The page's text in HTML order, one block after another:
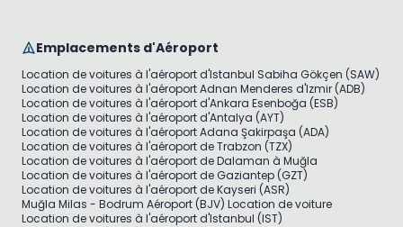
Emplacements d'Aéroport
Location de voitures à l'aéroport d'Istanbul Sabiha Gökçen (SAW)
Location de voitures à l'aéroport Adnan Menderes d'Izmir (ADB)
Location de voitures à l'aéroport d'Ankara Esenboğa (ESB)
Location de voitures à l'aéroport d'Antalya (AYT)
Location de voitures à l'aéroport Adana Şakirpaşa (ADA)
Location de voitures à l'aéroport de Trabzon (TZX)
Location de voitures à l'aéroport de Dalaman à Muğla
Location de voitures à l'aéroport de Gaziantep (GZT)
Location de voitures à l'aéroport de Kayseri (ASR)
Muğla Milas - Bodrum Aéroport (BJV) Location de voiture
Location de voitures à l'aéroport d'Istanbul (IST)